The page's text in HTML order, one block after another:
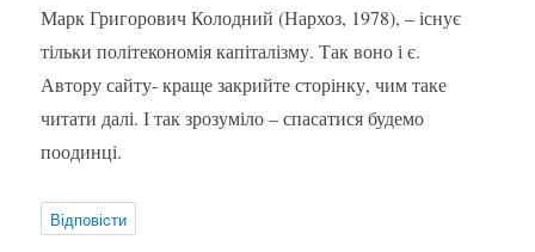
Марк Григорович Колодний (Нархоз, 1978), – існує
тільки політекономія капіталізму. Так воно і є.
Автору сайту- краще закрийте сторінку, чим таке
читати далі. І так зрозуміло – спасатися будемо
поодинці.
Відповіcти